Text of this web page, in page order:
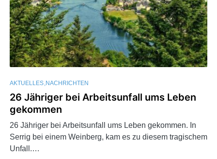
AKTUELLES NACHRICHTEN
26 Jähriger bei Arbeitsunfall ums Leben
gekommen
26 Jähriger bei Arbeitsunfall ums Leben gekommen. In
Serrig bei einem Weinberg, kam es zu diesem tragischem
Unfall.…